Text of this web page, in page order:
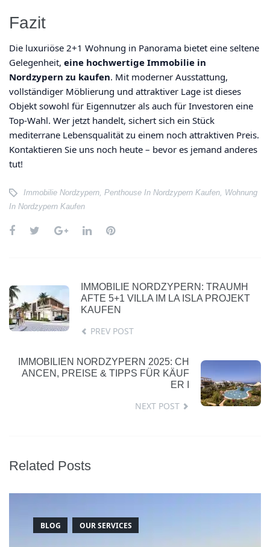
Fazit
Die luxuriöse 2+1 Wohnung in Panorama bietet eine seltene
Gelegenheit, eine hochwertige Immobilie in
Nordzypern zu kaufen. Mit moderner Ausstattung,
vollständiger Möblierung und attraktiver Lage ist dieses
Objekt sowohl für Eigennutzer als auch für Investoren eine
Top-Wahl. Wer jetzt handelt, sichert sich ein Stück
mediterrane Lebensqualität zu einem noch attraktiven Preis.
Kontaktieren Sie uns noch heute – bevor es jemand anderes
tut!
Immobilie Nordzypern, Penthouse In Nordzypern Kaufen, Wohnung
In Nordzypern Kaufen
IMMOBILIE NORDZYPERN: TRAUMH
AFTE 5+1 VILLA IM LA ISLA PROJEKT
KAUFEN
PREV POST
IMMOBILIEN NORDZYPERN 2025: CH
ANCEN, PREISE & TIPPS FÜR KÄUF
ER I
NEXT POST
Related Posts
BLOG OUR SERVICES